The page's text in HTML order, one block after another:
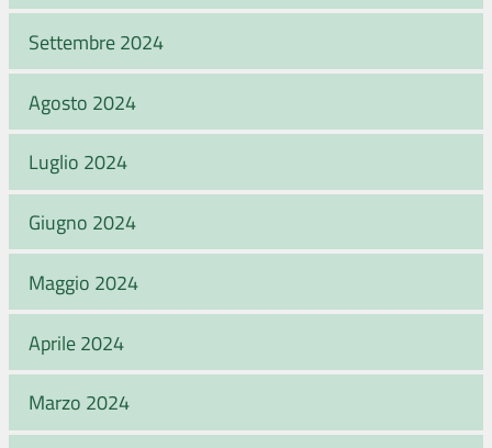
Settembre 2024
Agosto 2024
Luglio 2024
Giugno 2024
Maggio 2024
Aprile 2024
Marzo 2024